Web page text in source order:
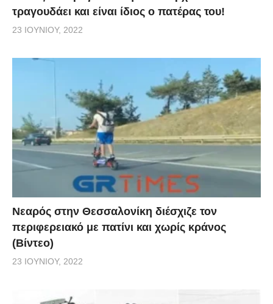
τραγουδάει και είναι ίδιος ο πατέρας του!
23 ΙΟΥΝΊΟΥ, 2022
Νεαρός στην Θεσσαλονίκη διέσχιζε τον
περιφερειακό με πατίνι και χωρίς κράνος
(Βίντεο)
23 ΙΟΥΝΊΟΥ, 2022